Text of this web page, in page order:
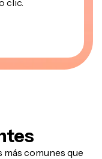
más comunes que